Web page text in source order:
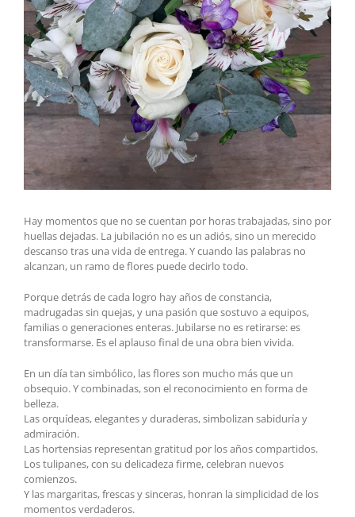
Hay momentos que no se cuentan por horas trabajadas, sino por
huellas dejadas. La jubilación no es un adiós, sino un merecido
descanso tras una vida de entrega. Y cuando las palabras no
alcanzan, un ramo de flores puede decirlo todo.
Porque detrás de cada logro hay años de constancia,
madrugadas sin quejas, y una pasión que sostuvo a equipos,
familias o generaciones enteras. Jubilarse no es retirarse: es
transformarse. Es el aplauso final de una obra bien vivida.
En un día tan simbólico, las flores son mucho más que un
obsequio. Y combinadas, son el reconocimiento en forma de
belleza.
Las orquídeas, elegantes y duraderas, simbolizan sabiduría y
admiración.
Las hortensias representan gratitud por los años compartidos.
Los tulipanes, con su delicadeza firme, celebran nuevos
comienzos.
Y las margaritas, frescas y sinceras, honran la simplicidad de los
momentos verdaderos.